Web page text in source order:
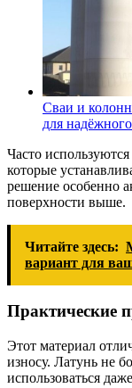
Сваи и
для
Часто
которые
решение особенно
поверхности выше.
Читайте здесь:
вариант для
Практические
Этот материал
износу. Латунь не
использоваться